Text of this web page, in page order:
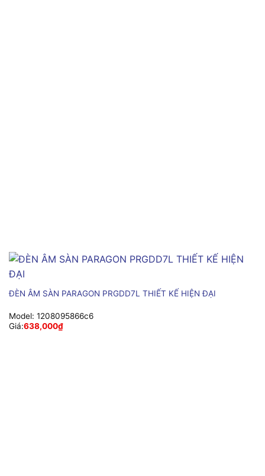
ĐÈN ÂM SÀN PARAGON PRGDD7L THIẾT KẾ HIỆN ĐẠI
Model: 1208095866c6
Giá:638,000₫